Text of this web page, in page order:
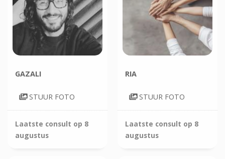
GAZALI
STUUR FOTO
Laatste consult op 8
augustus
RIA
STUUR FOTO
Laatste consult op 8
augustus